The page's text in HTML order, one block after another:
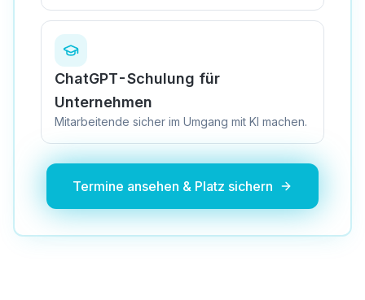
ChatGPT-Schulung für
Unternehmen
Mitarbeitende sicher im Umgang mit KI machen.
Termine ansehen & Platz sichern